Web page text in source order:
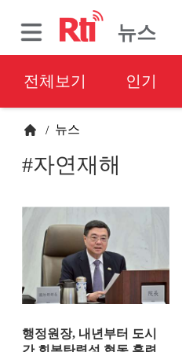
뉴스
전체보기 인기
/ 뉴스
#자연재해
행정원장, 내년부터 도시